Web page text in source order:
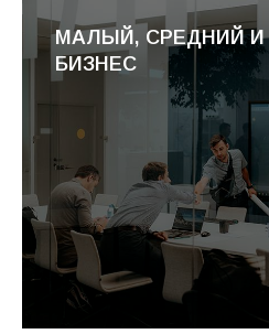
МАЛЫЙ, СРЕДНИЙ И
БИЗНЕС